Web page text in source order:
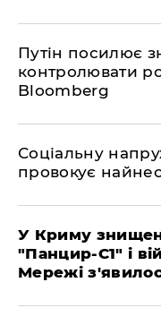
Путін посилює
контролювати
Bloomberg
Соціальну
провокує
У Криму
"Панцир-С1" і
Мережі